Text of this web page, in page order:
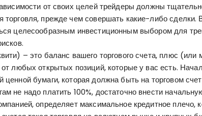
от своих целей трейдеры должны
торговля, прежде чем совершать какие-либо
целесообразным инвестиционным выбором для
– это баланс вашего торгового счета, плюс
любых открытых позиций, которые у вас есть.
ценной бумаги, которая должна быть на торговом
не надо платить 100%, достаточно внести
определяет максимальное кредитное плечо,